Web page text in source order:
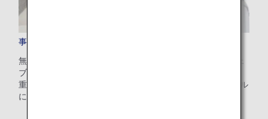
事前追加手荷物
無料手荷物許容量を超えるお手荷物の追加料金を、ANAウェ
ブサイトで事前にお支払いいただける便利なサービスです。
重量制限やご旅行先によって異なりますが、100～200米ドル
にてご利用いただけます。